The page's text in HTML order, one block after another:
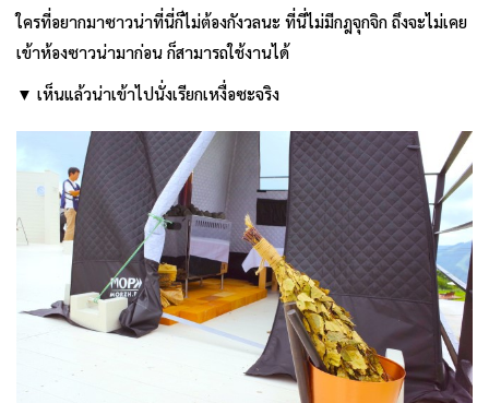
ใครที่อยากมาซาวน่าที่นี่ก็ไม่ต้องกังวลนะ ที่นี่ไม่มีกฎจุกจิก ถึงจะไม่เคย
เข้าห้องซาวน่ามาก่อน ก็สามารถใช้งานได้
▼ เห็นแล้วน่าเข้าไปนั่งเรียกเหงื่อซะจริง